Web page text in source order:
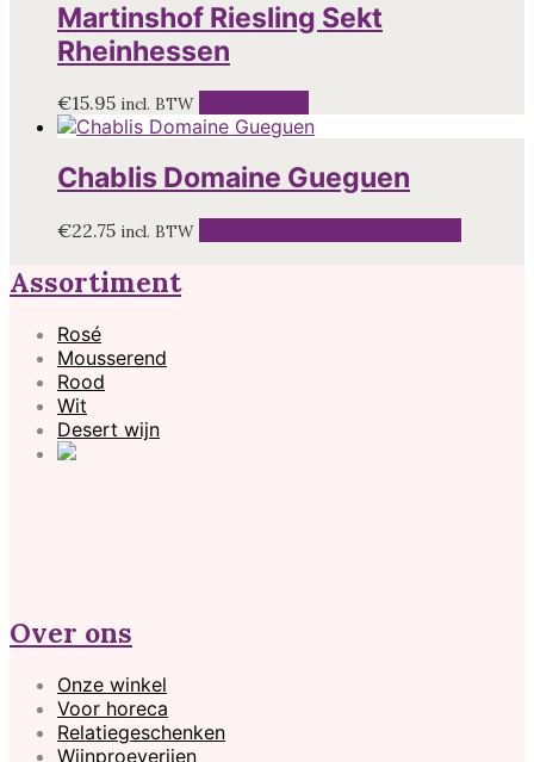
Martinshof Riesling Sekt
Rheinhessen
€15.95 incl. BTW
Chablis Domaine Gueguen
€22.75 incl. BTW
Assortiment
Rosé
Mousserend
Rood
Wit
Desert wijn
Over ons
Onze winkel
Voor horeca
Relatiegeschenken
Wijnproeverijen